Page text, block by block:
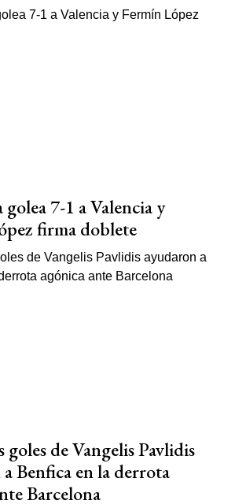
golea 7-1 a Valencia y
firma doblete
goles de Vangelis Pavlidis
Benfica en la derrota
Barcelona